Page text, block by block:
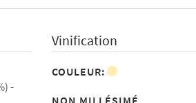
Vinification
COULEUR:
NON MILLÉSIMÉ